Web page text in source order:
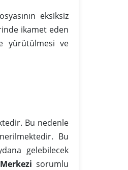
eksiksiz
ikamet eden
yürütülmesi ve
Bu nedenle
Bu
gelebilecek
sorumlu